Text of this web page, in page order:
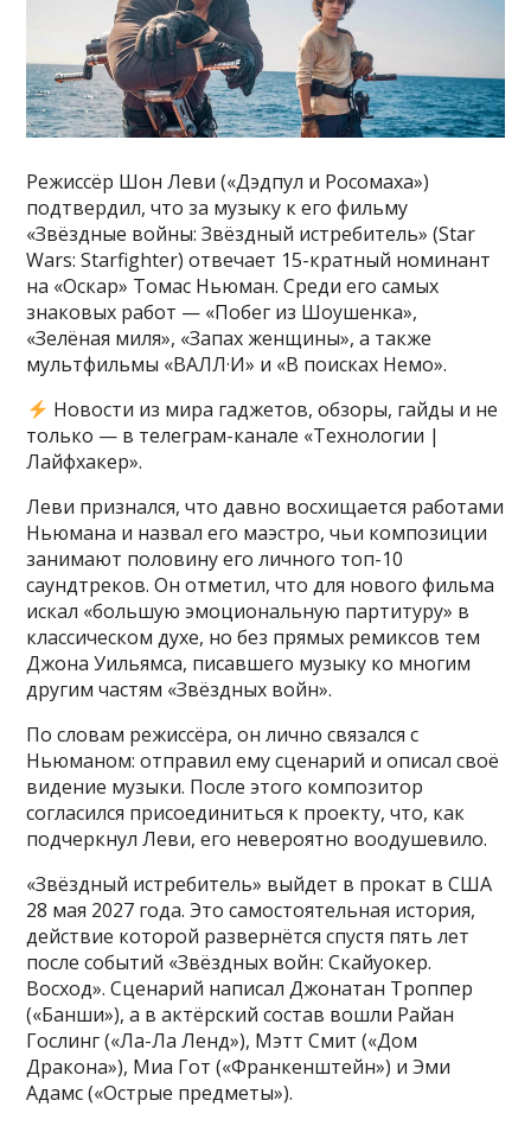
Режиссёр Шон Леви («Дэдпул и Росомаха»)
подтвердил, что за музыку к его фильму
«Звёздные войны: Звёздный истребитель» (Star
Wars: Starfighter) отвечает 15-кратный номинант
на «Оскар» Томас Ньюман. Среди его самых
знаковых работ — «Побег из Шоушенка»,
«Зелёная миля», «Запах женщины», а также
мультфильмы «ВАЛЛ·И» и «В поисках Немо».
Новости из мира гаджетов, обзоры, гайды и не
только — в телеграм-канале «Технологии |
Лайфхакер».
Леви признался, что давно восхищается работами
Ньюмана и назвал его маэстро, чьи композиции
занимают половину его личного топ-10
саундтреков. Он отметил, что для нового фильма
искал «большую эмоциональную партитуру» в
классическом духе, но без прямых ремиксов тем
Джона Уильямса, писавшего музыку ко многим
другим частям «Звёздных войн».
По словам режиссёра, он лично связался с
Ньюманом: отправил ему сценарий и описал своё
видение музыки. После этого композитор
согласился присоединиться к проекту, что, как
подчеркнул Леви, его невероятно воодушевило.
«Звёздный истребитель» выйдет в прокат в США
28 мая 2027 года. Это самостоятельная история,
действие которой развернётся спустя пять лет
после событий «Звёздных войн: Скайуокер.
Восход». Сценарий написал Джонатан Троппер
(«Банши»), а в актёрский состав вошли Райан
Гослинг («Ла-Ла Ленд»), Мэтт Смит («Дом
Дракона»), Миа Гот («Франкенштейн») и Эми
Адамс («Острые предметы»).